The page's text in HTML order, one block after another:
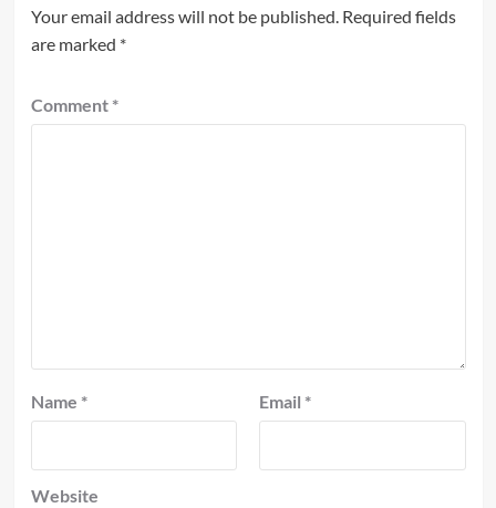
Your email address will not be published. Required fields
are marked *
Comment *
Name * Email *
Website